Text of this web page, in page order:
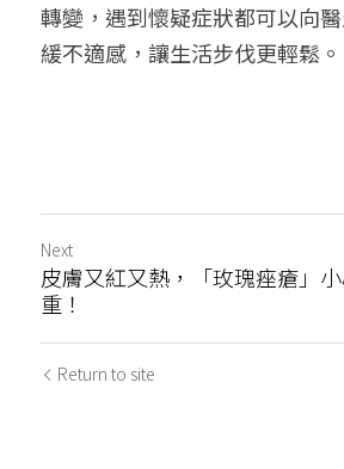
轉變，遇到懷疑症狀都可以向
緩不適感，讓生活步伐更輕鬆。
Next
皮膚又紅又熱，「玫瑰痤瘡」
重！
Return to site